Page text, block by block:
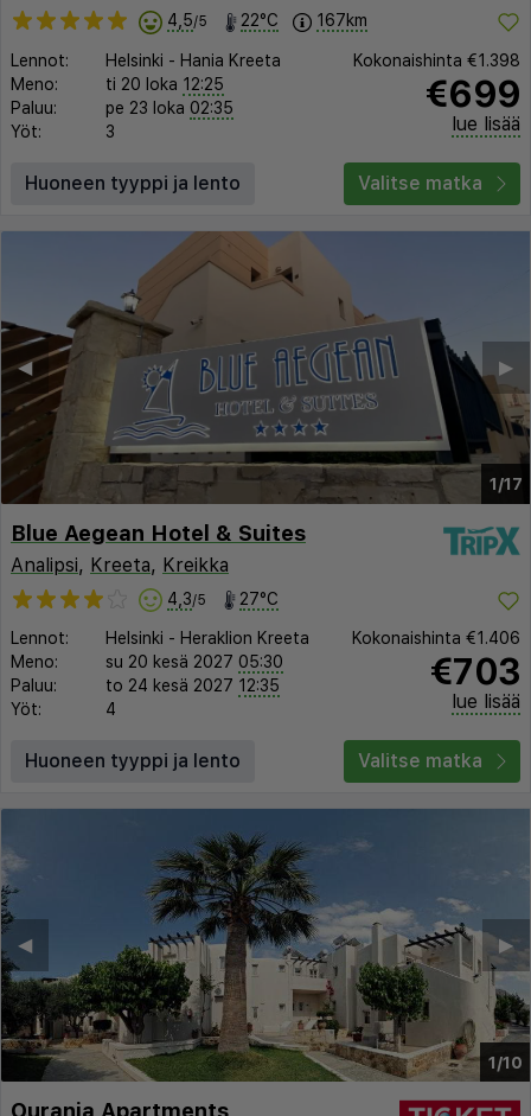
4,5/5 22°C 167km
Lennot: Helsinki - Hania Kreeta
Meno:
ti 20 loka 12:25
Paluu:
pe 23 loka 02:35
Yöt:
3
Kokonaishinta €1.398
€699
lue lisää
Huoneen tyyppi ja lento Valitse matka
1/17
▶︎
◀︎
Blue Aegean Hotel & Suites
Analipsi, Kreeta, Kreikka
4,3/5 27°C
Lennot: Helsinki - Heraklion Kreeta
Meno:
su 20 kesä 2027 05:30
Paluu:
to 24 kesä 2027 12:35
Yöt:
4
Kokonaishinta €1.406
€703
lue lisää
Huoneen tyyppi ja lento Valitse matka
1/10
▶︎
◀︎